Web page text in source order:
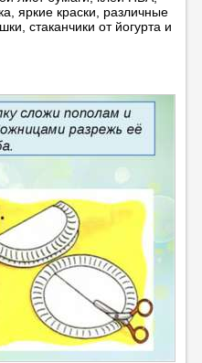
яркие краски, различные
стаканчики от йогурта и